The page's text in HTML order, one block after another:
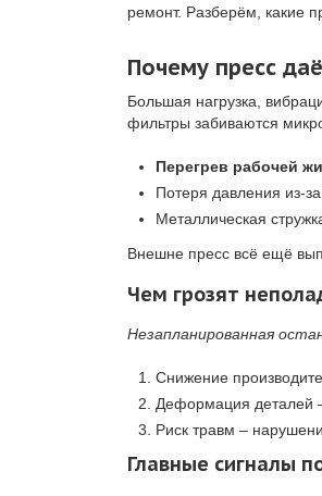
ремонт. Разберём, какие
Почему пресс
Большая нагрузка,
фильтры забиваются
Перегрев рабочей
Потеря давления из-
Металлическая
Внешне пресс всё ещё
Чем грозят
Незапланированная
Снижение
Деформация деталей
Риск травм –
Главные сигналы